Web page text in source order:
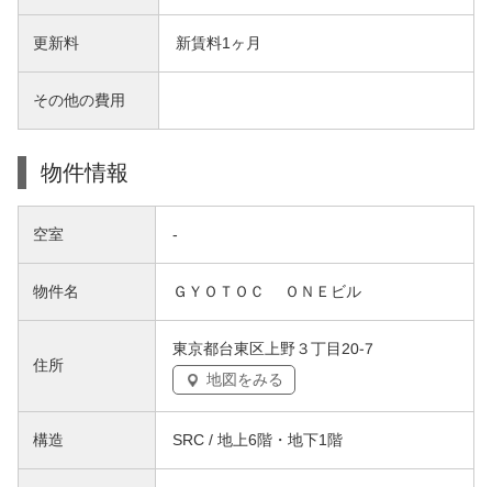
更新料 新賃料1ヶ月
その他の費用
物件情報
空室 -
物件名 ＧＹＯＴＯＣ ＯＮＥビル
住所
東京都台東区上野３丁目20-7
地図をみる
構造 SRC / 地上6階・地下1階